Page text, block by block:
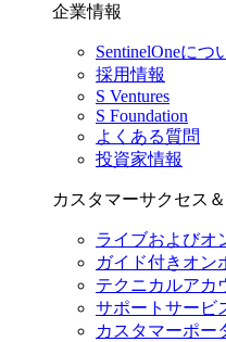
企業情報
SentinelOneにつ
採用情報
S Ventures
S Foundation
よくある質問
投資家情報
カスタマーサクセス
ライブおよびオ
ガイド付きオン
テクニカルアカ
サポートサービ
カスタマーポー